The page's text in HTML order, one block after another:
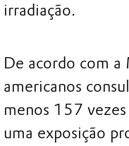
irradiação.
De acordo com
americanos
menos 157
uma exposição